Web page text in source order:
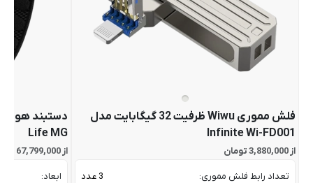
فلش مموری Wiwu ظرفیت 32 گیگابایت مدل
Infinite Wi-FD001
از 3,880,000 تومان
تعداد رابط فلش مموری:
3 عدد
Life MG
از 67,799,000 تومان
ابعاد: